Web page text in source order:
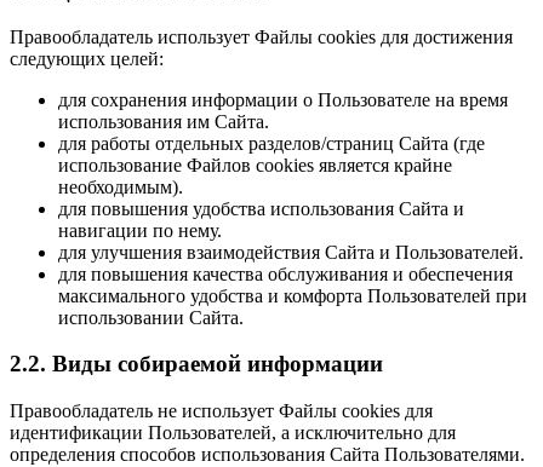
Правообладатель использует Файлы cookies для достижения
следующих целей:
для сохранения информации о Пользователе на время
использования им Сайта.
для работы отдельных разделов/страниц Сайта (где
использование Файлов cookies является крайне
необходимым).
для повышения удобства использования Сайта и
навигации по нему.
для улучшения взаимодействия Сайта и Пользователей.
для повышения качества обслуживания и обеспечения
максимального удобства и комфорта Пользователей при
использовании Сайта.
2.2. Виды собираемой информации
Правообладатель не использует Файлы cookies для
идентификации Пользователей, а исключительно для
определения способов использования Сайта Пользователями.